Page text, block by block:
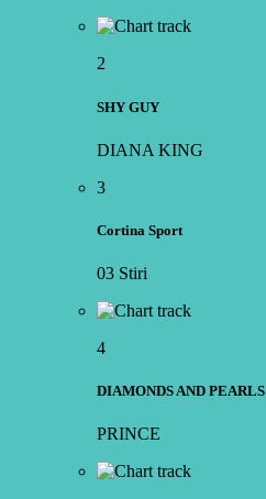
2
SHY GUY
DIANA KING
3
Cortina Sport
03 Stiri
4
DIAMONDS AND PEARLS
PRINCE